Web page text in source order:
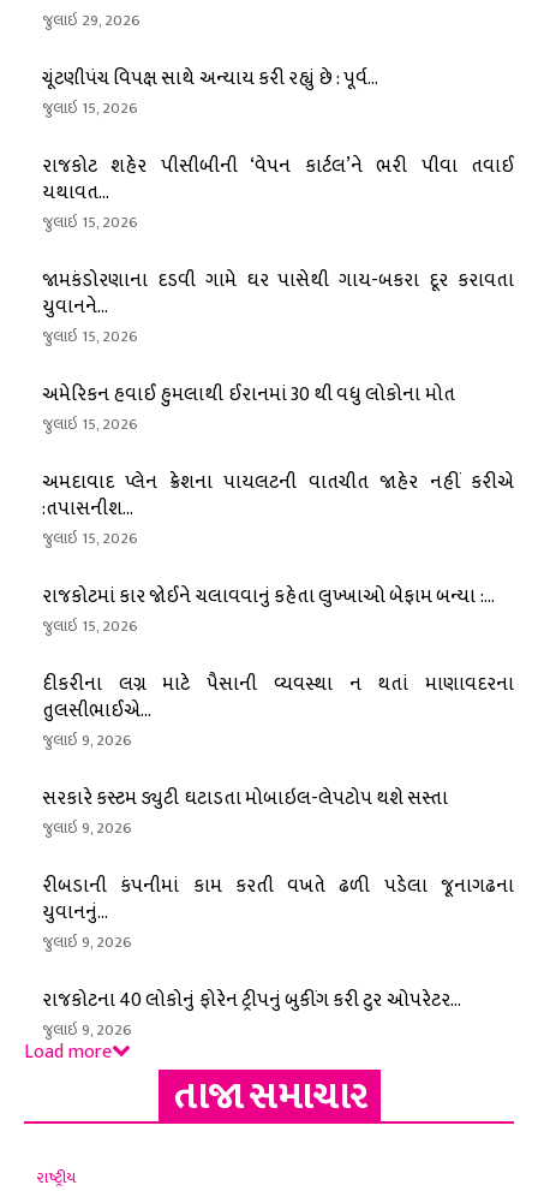
જુલાઇ 29, 2026
ચૂંટણીપંચ વિપક્ષ સાથે અન્યાય કરી રહ્યું છે : પૂર્વ...
જુલાઇ 15, 2026
રાજકોટ શહેર પીસીબીની ‘વેપન કાર્ટલ’ને ભરી પીવા તવાઈ
યથાવત...
જુલાઇ 15, 2026
જામકંડોરણાના દડવી ગામે ઘર પાસેથી ગાય-બકરા દૂર કરાવતા
યુવાનને...
જુલાઇ 15, 2026
અમેરિકન હવાઈ હુમલાથી ઈરાનમાં 30 થી વધુ લોકોના મોત
જુલાઇ 15, 2026
અમદાવાદ પ્લેન ક્રેશના પાયલટની વાતચીત જાહેર નહીં કરીએ
:તપાસનીશ...
જુલાઇ 15, 2026
રાજકોટમાં કાર જોઈને ચલાવવાનું કહેતા લુખ્ખાઓ બેફામ બન્યા :...
જુલાઇ 15, 2026
દીકરીના લગ્ન માટે પૈસાની વ્યવસ્થા ન થતાં માણાવદરના
તુલસીભાઈએ...
જુલાઇ 9, 2026
સરકારે કસ્ટમ ડ્યુટી ઘટાડતા મોબાઇલ-લેપટોપ થશે સસ્તા
જુલાઇ 9, 2026
રીબડાની કંપનીમાં કામ કરતી વખતે ઢળી પડેલા જૂનાગઢના
યુવાનનું...
જુલાઇ 9, 2026
રાજકોટના 40 લોકોનું ફોરેન ટ્રીપનું બુકીંગ કરી ટુર ઓપરેટર...
જુલાઇ 9, 2026
Load more
તાજા સમાચાર
રાષ્ટ્રીય